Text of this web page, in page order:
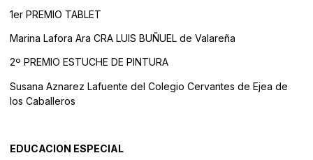
1er PREMIO TABLET
Marina Lafora Ara CRA LUIS BUÑUEL de Valareña
2º PREMIO ESTUCHE DE PINTURA
Susana Aznarez Lafuente del Colegio Cervantes de Ejea de
los Caballeros
EDUCACION ESPECIAL